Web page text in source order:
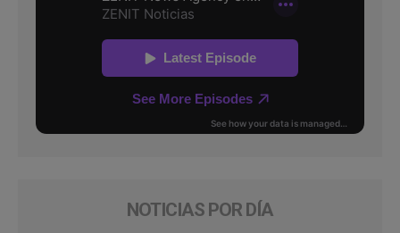
NOTICIAS POR DÍA